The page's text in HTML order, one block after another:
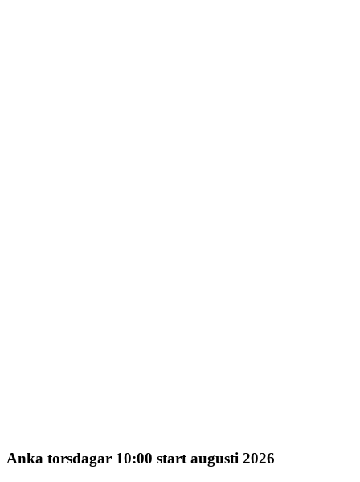
Anka torsdagar 10:00 start augusti 2026